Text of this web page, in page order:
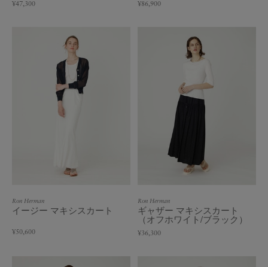
¥47,300 ¥86,900
Ron Herman
イージー マキシスカート
¥50,600
Ron Herman
ギャザー マキシスカート
（オフホワイト/ブラック）
¥36,300